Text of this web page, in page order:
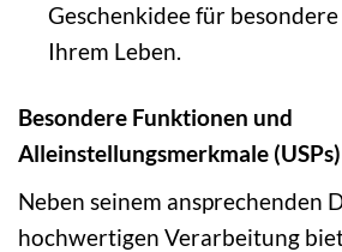
Geschenkidee für
Ihrem Leben.
Besondere Funktionen und
Alleinstellungsmerkmale (USPs)
Neben seinem ansprechenden
hochwertigen Verarbeitung